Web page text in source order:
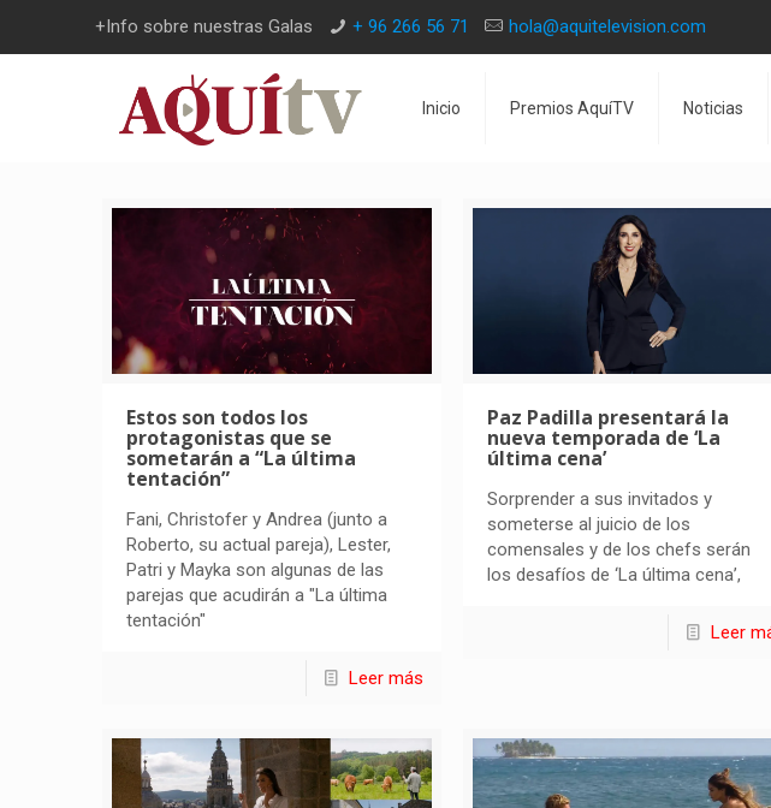
+Info sobre nuestras Galas + 96 266 56 71 hola@aquitelevision.com
Inicio Premios AquíTV Noticias
Estos son todos los
protagonistas que se
sometarán a “La última
tentación”
Fani, Christofer y Andrea (junto a
Roberto, su actual pareja), Lester,
Patri y Mayka son algunas de las
parejas que acudirán a "La última
tentación"
Leer más
Paz Padilla presentará la
nueva temporada de ‘La
última cena’
Sorprender a sus invitados y
someterse al juicio de los
comensales y de los chefs serán
los desafíos de ‘La última cena’,
Leer